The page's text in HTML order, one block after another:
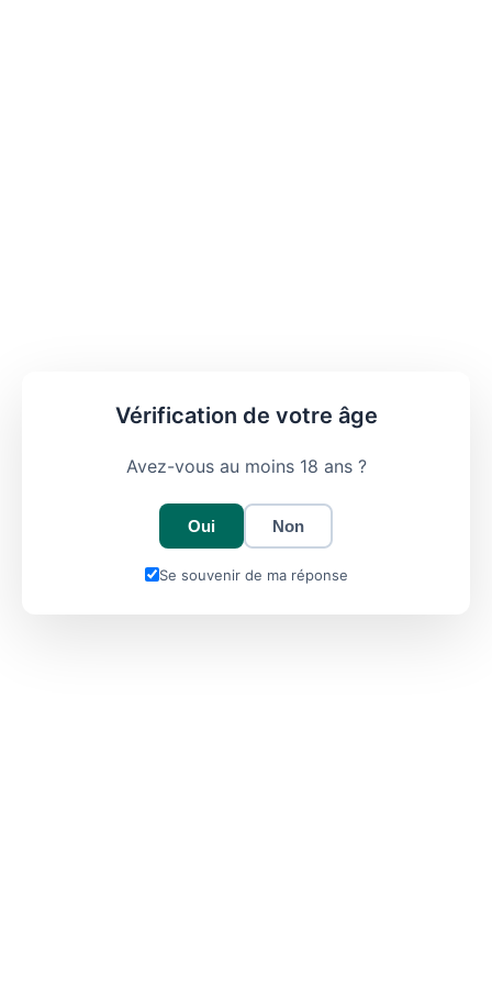
Vérification de votre âge
Avez-vous au moins 18 ans ?
Oui Non
Se souvenir de ma réponse